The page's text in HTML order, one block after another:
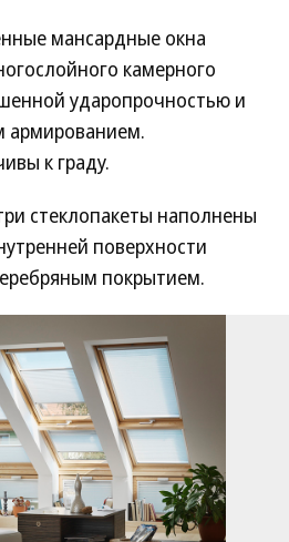
мансардные окна
камерного
ударопрочностью и
армированием.
к граду.
стеклопакеты наполнены
поверхности
покрытием.